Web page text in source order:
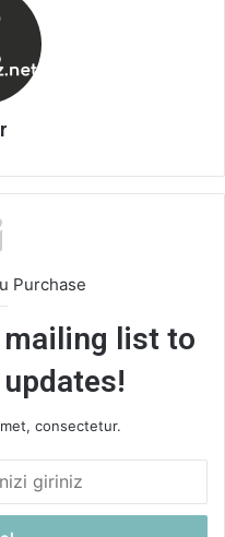
Purchase
list to
consectetur.